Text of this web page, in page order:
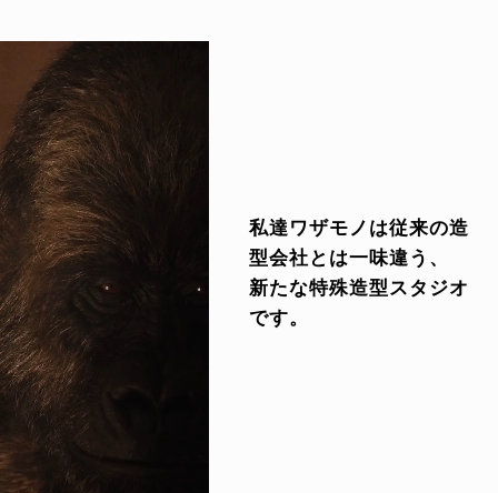
私達ワザモノは従来の造
型会社とは一味違う、
新たな特殊造型スタジオ
です。